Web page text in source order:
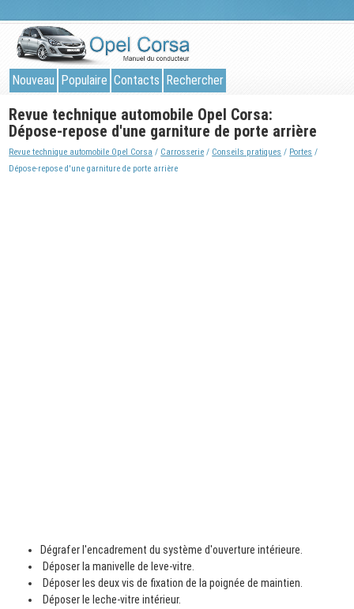
Nouveau Populaire Contacts Rechercher
Revue technique automobile Opel Corsa:
Dépose-repose d'une garniture de porte arrière
Revue technique automobile Opel Corsa / Carrosserie / Conseils pratiques / Portes /
Dépose-repose d'une garniture de porte arrière
Dégrafer l'encadrement du système d'ouverture intérieure.
Déposer la manivelle de leve-vitre.
Déposer les deux vis de fixation de la poignée de maintien.
Déposer le leche-vitre intérieur.